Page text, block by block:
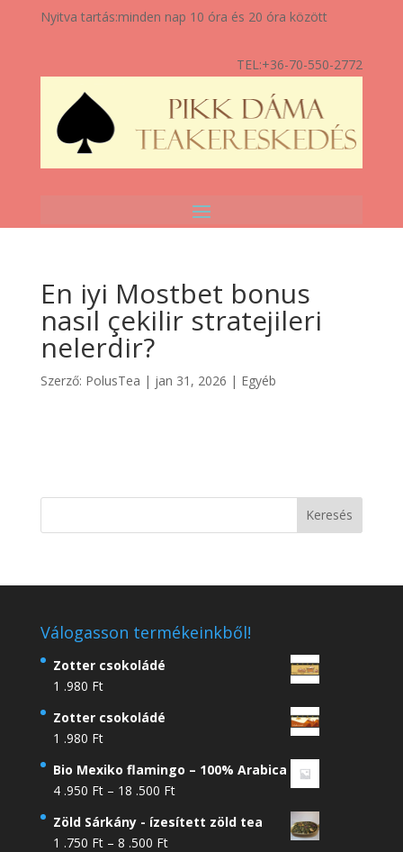
Nyitva tartás:minden nap 10 óra és 20 óra között
TEL:+36-70-550-2772
En iyi Mostbet bonus
nasıl çekilir stratejileri
nelerdir?
Szerző: PolusTea | jan 31, 2026 | Egyéb
Válogasson termékeinkből!
Zotter csokoládé
1 .980 Ft
Zotter csokoládé
1 .980 Ft
Bio Mexiko flamingo – 100% Arabica
4 .950 Ft – 18 .500 FtÁrtartomány:
.950 Ft
Zöld Sárkány - ízesített zöld tea
1 .750 Ft – 8 .500 FtÁrtartomány: